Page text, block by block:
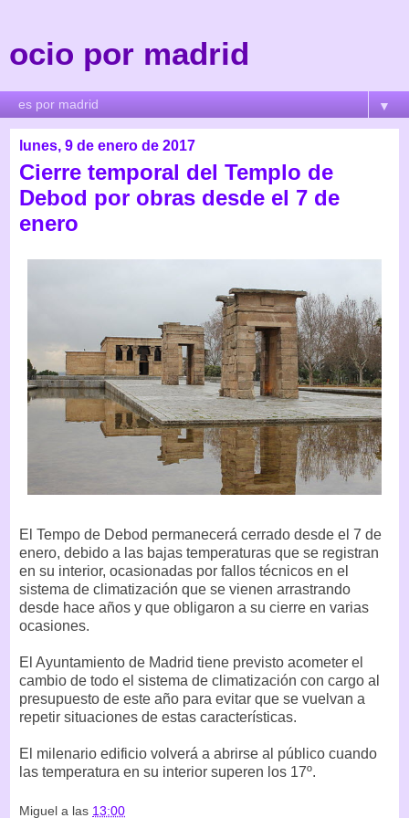
ocio por madrid
▼
lunes, 9 de enero de 2017
Cierre temporal del Templo de
Debod por obras desde el 7 de
enero
El Tempo de Debod permanecerá cerrado desde el 7 de
enero, debido a las bajas temperaturas que se registran
en su interior, ocasionadas por fallos técnicos en el
sistema de climatización que se vienen arrastrando
desde hace años y que obligaron a su cierre en varias
ocasiones.
El Ayuntamiento de Madrid tiene previsto acometer el
cambio de todo el sistema de climatización con cargo al
presupuesto de este año para evitar que se vuelvan a
repetir situaciones de estas características.
El milenario edificio volverá a abrirse al público cuando
las temperatura en su interior superen los 17º.
Miguel a las 13:00